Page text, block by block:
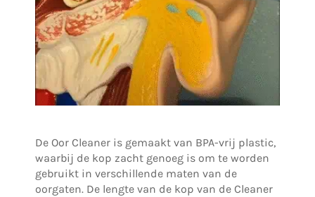
De Oor Cleaner is gemaakt van BPA-vrij plastic,
waarbij de kop zacht genoeg is om te worden
gebruikt in verschillende maten van de
oorgaten. De lengte van de kop van de Cleaner